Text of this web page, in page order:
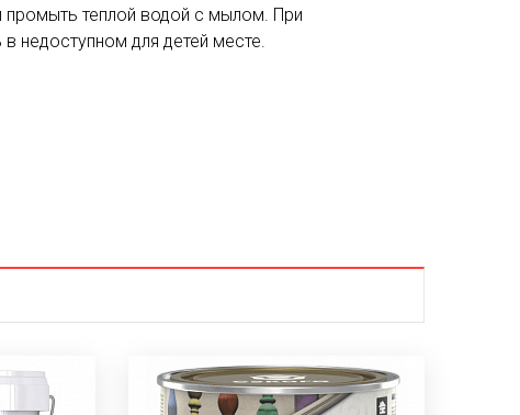
промыть теплой водой с мылом. При
недоступном для детей месте.